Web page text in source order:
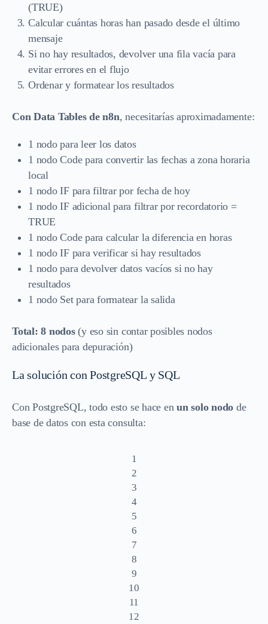
(TRUE)
Calcular cuántas horas han pasado desde el último
mensaje
Si no hay resultados, devolver una fila vacía para
evitar errores en el flujo
Ordenar y formatear los resultados
Con Data Tables de n8n, necesitarías aproximadamente:
1 nodo para leer los datos
1 nodo Code para convertir las fechas a zona horaria
local
1 nodo IF para filtrar por fecha de hoy
1 nodo IF adicional para filtrar por recordatorio =
TRUE
1 nodo Code para calcular la diferencia en horas
1 nodo IF para verificar si hay resultados
1 nodo para devolver datos vacíos si no hay
resultados
1 nodo Set para formatear la salida
Total: 8 nodos(y eso sin contar posibles nodos
adicionales para depuración)
La solución con PostgreSQL y SQL
Con PostgreSQL, todo esto se hace enun solo nodo de
base de datos con esta consulta:
1
2
3
4
5
6
7
8
9
10
11
12